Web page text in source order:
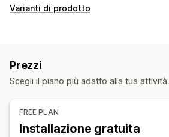
Varianti di prodotto
Selezione multipla
Testo personalizzato Anteprima
Prezzi
Scegli il piano più adatto alla tua attività.
FREE PLAN
Installazione gratuita